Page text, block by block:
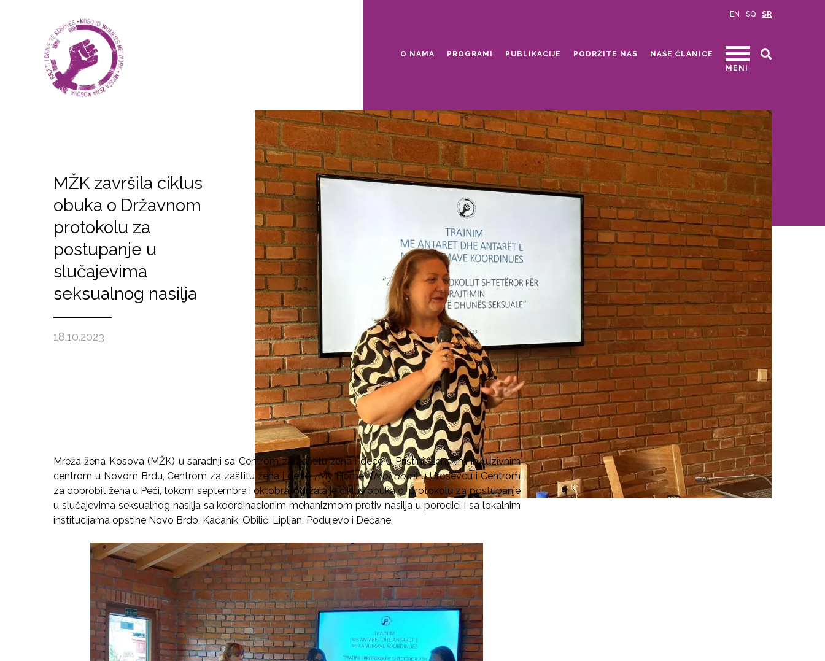
EN SQ SR
O NAMA PROGRAMI PUBLIKACIJE PODRŽITE NAS
NAŠE ČLANICE
MENI
MŽK završila ciklus
obuka o Državnom
protokolu za
postupanje u
slučajevima
seksualnog nasilja
18.10.2023
Mreža žena Kosova (MŽK) u saradnji sa Centrom za zaštitu žena i dece u Prištini, Ženskim inkluzivnim
centrom u Novom Brdu, Centrom za zaštitu žena i dece „ My Home“ (Moj dom) u Uroševcu i Centrom
za dobrobit žena u Peći, tokom septembra i oktobra, održala je ciklus obuka o protokolu za postupanje
u slučajevima seksualnog nasilja sa koordinacionim mehanizmom protiv nasilja u porodici i sa lokalnim
institucijama opštine Novo Brdo, Kačanik, Obilić, Lipljan, Podujevo i Dečane.